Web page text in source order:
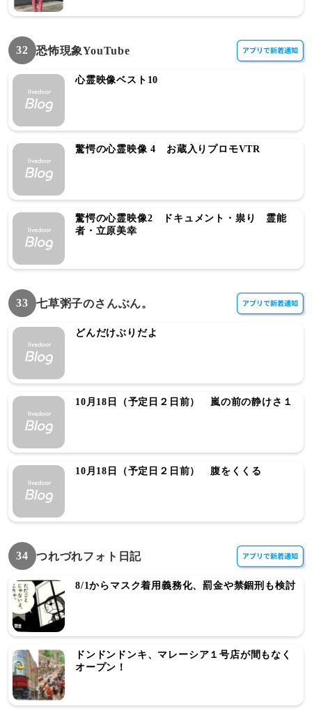
32 恐怖現象YouTube
心霊映像ベスト10
驚愕の心霊映像 4 お蔵入りプロモVTR
驚愕の心霊映像2 ドキュメント・祟り 霊能
者・立原美幸
33 七草粥子のさんぶん。
どんだけぶりだよ
10月18日（予定日２日前） 嵐の前の静けさ１
10月18日（予定日２日前） 腹をくくる
34 つれづれフォト日記
8/1からマスク着用義務化、罰金や禁錮刑も検討
ドンドンドンキ、マレーシア１号店が間もなく
オープン！